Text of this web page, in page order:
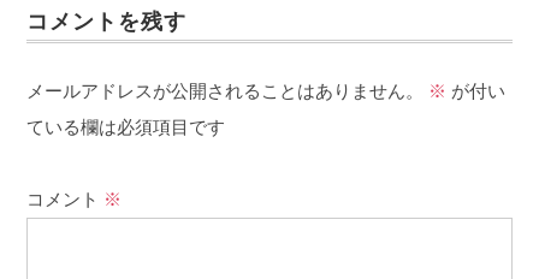
コメントを残す
メールアドレスが公開されることはありません。 ※ が付い
ている欄は必須項目です
コメント ※